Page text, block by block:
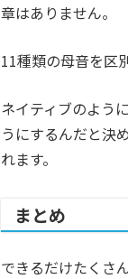
章はありません。
11種類の母音を区
ネイティブのよう
うにするんだと決
れます。
まとめ
できるだけたくさ